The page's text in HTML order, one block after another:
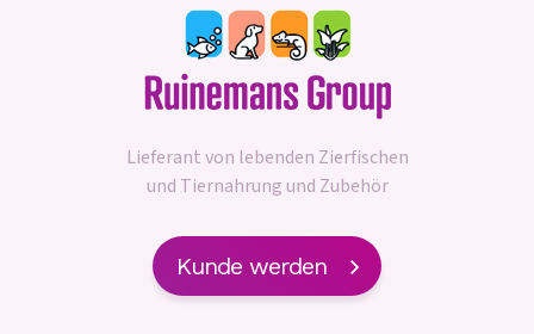
Lieferant von lebenden Zierfischen
und Tiernahrung und Zubehör
Kunde werden